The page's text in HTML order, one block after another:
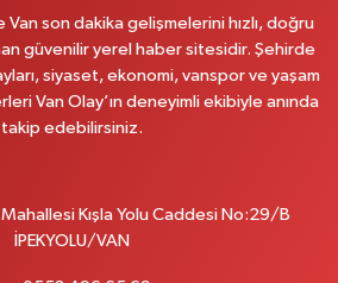
Van son dakika gelişmelerini hızlı, doğru
güvenilir yerel haber sitesidir. Şehirde
siyaset, ekonomi, vanspor ve yaşam
Van Olay’ın deneyimli ekibiyle anında
takip edebilirsiniz.
Kışla Yolu Caddesi No:29/B
İPEKYOLU/VAN